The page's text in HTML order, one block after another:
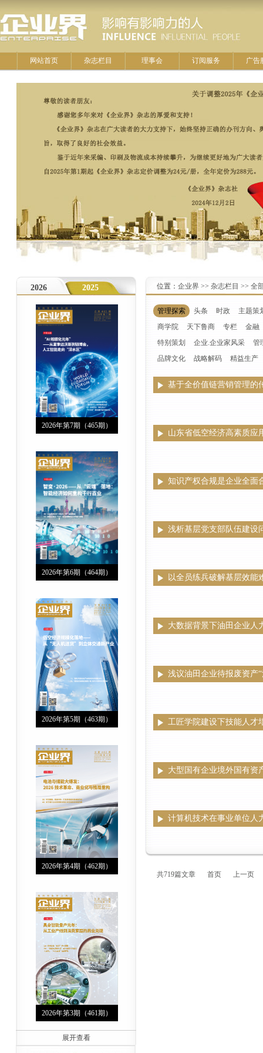
网站首页 杂志栏目 理事会 订阅服务 广告
2026 2025
2026年第7期（465期）
2026年第6期（464期）
2026年第5期（463期）
2026年第4期（462期）
2026年第3期（461期）
展开查看
位置： 企业界 >> 杂志栏目 >> 全
管理探索 头条 时政
主题策
商学院
天下鲁商 专栏
金融
特别策划
企业.企业家风采
管
品牌文化
战略解码 精益生产
基于全价值链营销管理的
山东省低空经济高素质应
知识产权合规是企业全面
浅析基层党支部队伍建设
以全员练兵破解基层效能
大数据背景下油田企业人
浅议油田企业待报废资产
工匠学院建设下技能人才
大型国有企业境外国有资
计算机技术在事业单位人
共719篇文章 首页 上一页